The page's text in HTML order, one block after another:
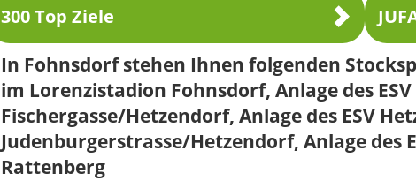
300 Top Ziele
In Fohnsdorf stehen Ihnen folgenden
im Lorenzistadion Fohnsdorf, Anlage des
Fischergasse/Hetzendorf, Anlage des ESV
Judenburgerstrasse/Hetzendorf, Anlage des
Rattenberg